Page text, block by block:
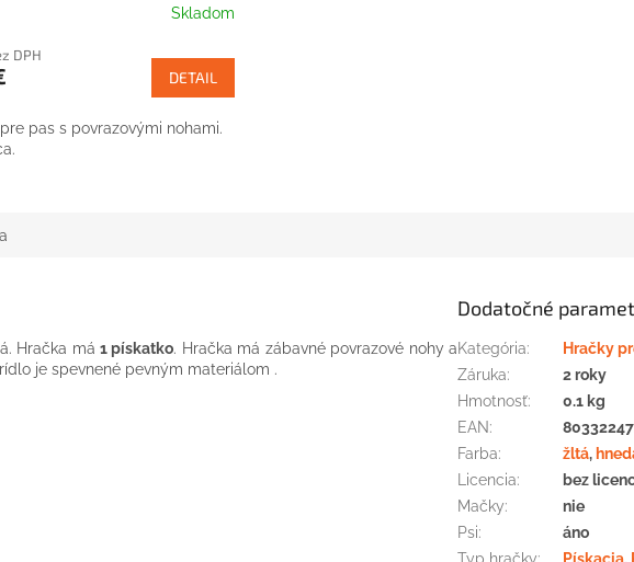
Skladom
DPH
DETAIL
pas s povrazovými nohami.
Hračka má1 pískatko. Hračka má zábavné povrazové nohy a
je spevnené pevným materiálom .
Dodatočné
Kategória:
Hračky
Záruka:
2 roky
Hmotnosť:
0.1 kg
EAN:
Farba: žltá,
Licencia:
bez
Mačky:
nie
Psi:
áno
Typ hračky: Pískacia,